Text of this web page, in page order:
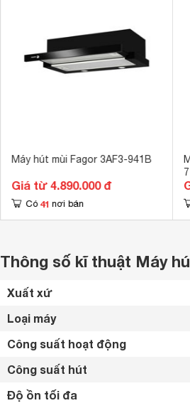
Máy hút mùi Fagor 3AF3-941B
Giá từ 4.890.000 đ
Có 41 nơi bán
Thông số kĩ thuật Máy
Xuất xứ
Loại máy
Công suất hoạt động
Công suất hút
Độ ồn tối đa